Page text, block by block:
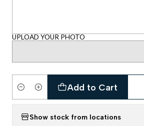
UPLOAD YOUR PHOTO
Quantity
Add to Cart
Show stock from locations